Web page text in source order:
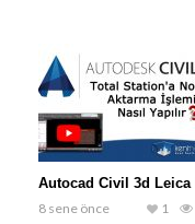
Autocad Civil 3d Leica
8 sene önce
1